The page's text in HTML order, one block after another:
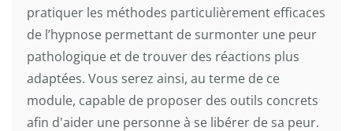
pratiquer les méthodes particulièrement efficaces
de l’hypnose permettant de surmonter une peur
pathologique et de trouver des réactions plus
adaptées. Vous serez ainsi, au terme de ce
module, capable de proposer des outils concrets
afin d'aider une personne à se libérer de sa peur.